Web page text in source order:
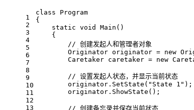
1
2
3
4
5
6
7
8
9
10
11
12
13
class
Program
{
static void Main ()
    {
// 创建发起人和管理者对象
        Originator originator =
new
        Caretaker caretaker =
new
// 设置发起人状态，并显示当前状态
        originator.SetState(
"State 1" );
        originator.ShowState();
// 创建备忘录并保存当前状态